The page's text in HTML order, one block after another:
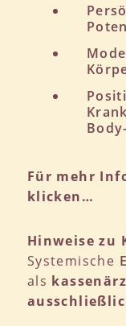
Für mehr
klicken…
Hinweise zu
Systemische
als